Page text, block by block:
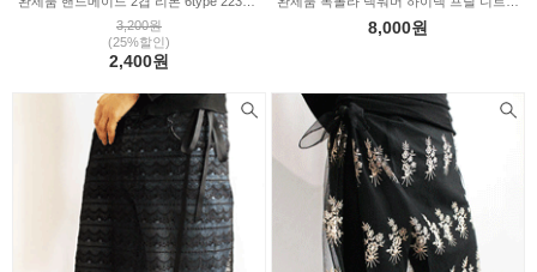
3,200원
(25%할인)
2,400원
8,000원